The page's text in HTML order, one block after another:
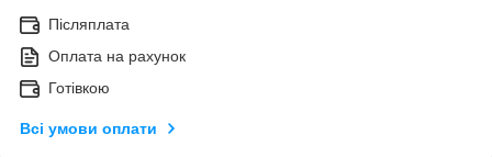
Післяплата
Оплата на рахунок
Готівкою
Всі умови оплати